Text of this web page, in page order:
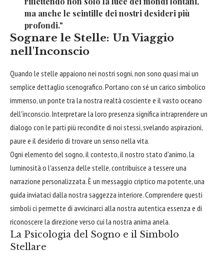
ma anche le scintille dei nostri desideri più
profondi."
Sognare le Stelle: Un Viaggio
nell'Inconscio
Quando le stelle appaiono nei nostri sogni, non sono quasi mai un
semplice dettaglio scenografico. Portano con sé un carico simbolico
immenso, un ponte tra la nostra realtà cosciente e il vasto oceano
dell'inconscio. Interpretare la loro presenza significa intraprendere un
dialogo con le parti più recondite di noi stessi, svelando aspirazioni,
paure e il desiderio di trovare un senso nella vita.
Ogni elemento del sogno, il contesto, il nostro stato d'animo, la
luminosità o l'assenza delle stelle, contribuisce a tessere una
narrazione personalizzata. È un messaggio criptico ma potente, una
guida inviataci dalla nostra saggezza interiore. Comprendere questi
simboli ci permette di avvicinarci alla nostra autentica essenza e di
riconoscere la direzione verso cui la nostra anima anela.
La Psicologia del Sogno e il Simbolo
Stellare